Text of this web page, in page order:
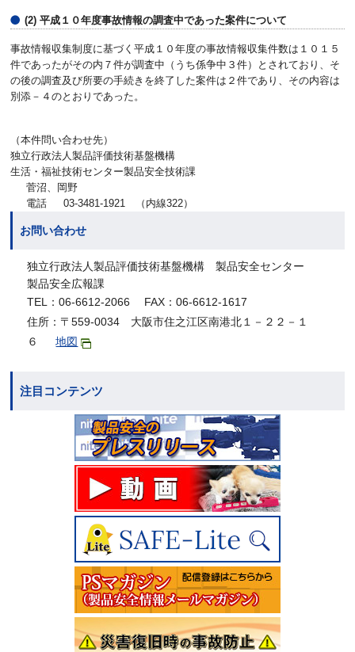
(2) 平成１０年度事故情報の調査中であった案件について
事故情報収集制度に基づく平成１０年度の事故情報収集件数は１０１５
件であったがその内７件が調査中（うち係争中３件）とされており、そ
の後の調査及び所要の手続きを終了した案件は２件であり、その内容は
別添－４のとおりであった。
（本件問い合わせ先）
独立行政法人製品評価技術基盤機構
生活・福祉技術センター製品安全技術課
菅沼、岡野
電話
03-3481-1921 （内線322）
お問い合わせ
独立行政法人製品評価技術基盤機構 製品安全センター
製品安全広報課
TEL：06-6612-2066 FAX：06-6612-1617
住所：〒559-0034 大阪市住之江区南港北１－２２－１
６
地図
注目コンテンツ